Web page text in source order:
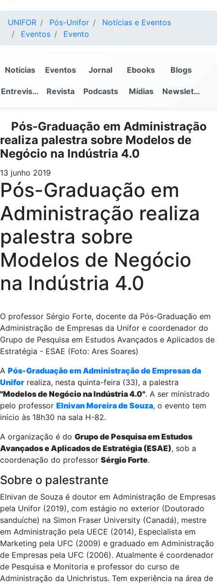
UNIFOR Pós-Unifor
Notícias e Eventos
Eventos
Evento
Notícias Eventos Jornal Ebooks Blogs
Entrevistas Revista Podcasts Mídias Newsletter
Pós-Graduação em Administração
realiza palestra sobre Modelos de
Negócio na Indústria 4.0
13 junho 2019
Pós-Graduação em
Administração realiza
palestra sobre
Modelos de Negócio
na Indústria 4.0
O professor Sérgio Forte, docente da Pós-Graduação em
Administração de Empresas da Unifor e coordenador do
Grupo de Pesquisa em Estudos Avançados e Aplicados de
Estratégia - ESAE (Foto: Ares Soares)
A Pós-Graduação em Administração de Empresas da
Unifor realiza, nesta quinta-feira (33), a palestra
"Modelos de Negócio na Indústria 4.0". A ser ministrado
pelo professor Elnivan Moreira de Souza, o evento tem
início às 18h30 na sala H-82.
A organização é do Grupo de Pesquisa em Estudos
Avançados e Aplicados de Estratégia (ESAE), sob a
coordenação do professor Sérgio Forte.
Sobre o palestrante
Elnivan de Souza é doutor em Administração de Empresas
pela Unifor (2019), com estágio no exterior (Doutorado
sanduíche) na Simon Fraser University (Canadá), mestre
em Administração pela UECE (2014), Especialista em
Marketing pela UFC (2009) e graduado em Administração
de Empresas pela UFC (2006). Atualmente é coordenador
de Pesquisa e Monitoria e professor do curso de
Administração da Unichristus. Tem experiência na área de